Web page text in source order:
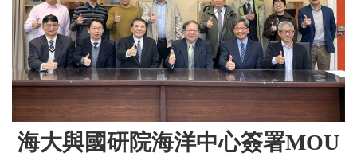
海大與國研院海洋中心簽署MOU